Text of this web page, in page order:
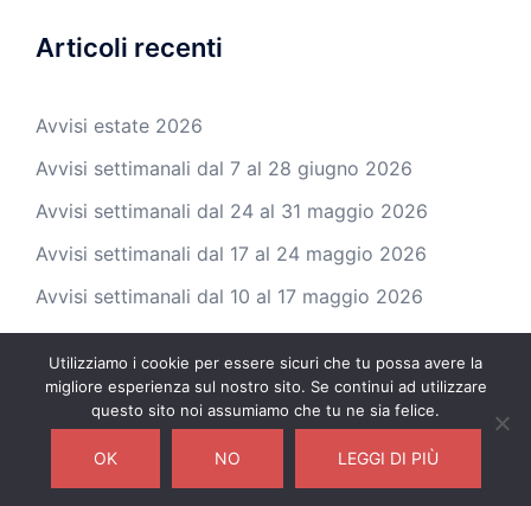
Articoli recenti
Avvisi estate 2026
Avvisi settimanali dal 7 al 28 giugno 2026
Avvisi settimanali dal 24 al 31 maggio 2026
Avvisi settimanali dal 17 al 24 maggio 2026
Avvisi settimanali dal 10 al 17 maggio 2026
Sydney
Utilizziamo i cookie per essere sicuri che tu possa avere la
migliore esperienza sul nostro sito. Se continui ad utilizzare
questo sito noi assumiamo che tu ne sia felice.
OK NO LEGGI DI PIÙ